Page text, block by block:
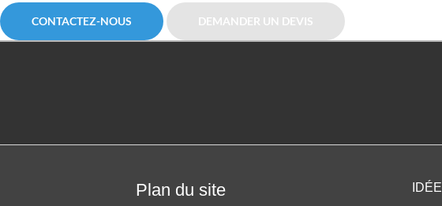
CONTACTEZ-NOUS DEMANDER UN DEVIS
Plan du site